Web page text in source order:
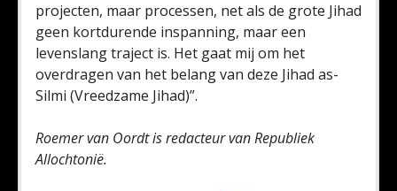
projecten, maar processen, net als de grote Jihad
geen kortdurende inspanning, maar een
levenslang traject is. Het gaat mij om het
overdragen van het belang van deze Jihad as-
Silmi (Vreedzame Jihad)”.
Roemer van Oordt is redacteur van Republiek
Allochtonië.